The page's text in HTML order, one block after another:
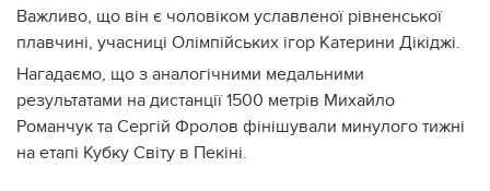
Важливо, що він є чоловіком уславленої рівненської
плавчині, учасниці Олімпійських ігор Катерини Дікіджі.
Нагадаємо, що з аналогічними медальними
результатами на дистанції 1500 метрів Михайло
Романчук та Сергій Фролов фінішували минулого тижні
на етапі Кубку Світу в Пекіні.